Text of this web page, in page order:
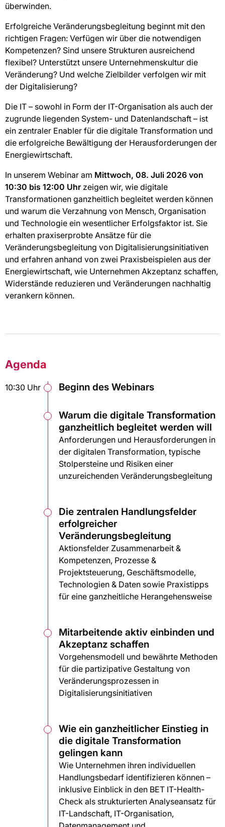
überwinden.
Erfolgreiche Veränderungsbegleitung beginnt mit den
richtigen Fragen: Verfügen wir über die notwendigen
Kompetenzen? Sind unsere Strukturen ausreichend
flexibel? Unterstützt unsere Unternehmenskultur die
Veränderung? Und welche Zielbilder verfolgen wir mit
der Digitalisierung?
Die IT – sowohl in Form der IT-Organisation als auch der
zugrunde liegenden System- und Datenlandschaft – ist
ein zentraler Enabler für die digitale Transformation und
die erfolgreiche Bewältigung der Herausforderungen der
Energiewirtschaft.
In unserem Webinar am Mittwoch, 08. Juli 2026 von
10:30 bis 12:00 Uhr zeigen wir, wie digitale
Transformationen ganzheitlich begleitet werden können
und warum die Verzahnung von Mensch, Organisation
und Technologie ein wesentlicher Erfolgsfaktor ist. Sie
erhalten praxiserprobte Ansätze für die
Veränderungsbegleitung von Digitalisierungsinitiativen
und erfahren anhand von zwei Praxisbeispielen aus der
Energiewirtschaft, wie Unternehmen Akzeptanz schaffen,
Widerstände reduzieren und Veränderungen nachhaltig
verankern können.
Agenda
10:30 Uhr Beginn des Webinars
Warum die digitale Transformation
ganzheitlich begleitet werden will
Anforderungen und Herausforderungen in
der digitalen Transformation, typische
Stolpersteine und Risiken einer
unzureichenden Veränderungsbegleitung
Die zentralen Handlungsfelder
erfolgreicher
Veränderungsbegleitung
Aktionsfelder Zusammenarbeit &
Kompetenzen, Prozesse &
Projektsteuerung, Geschäftsmodelle,
Technologien & Daten sowie Praxistipps
für eine ganzheitliche Herangehensweise
Mitarbeitende aktiv einbinden und
Akzeptanz schaffen
Vorgehensmodell und bewährte Methoden
für die partizipative Gestaltung von
Veränderungsprozessen in
Digitalisierungsinitiativen
Wie ein ganzheitlicher Einstieg in
die digitale Transformation
gelingen kann
Wie Unternehmen ihren individuellen
Handlungsbedarf identifizieren können –
inklusive Einblick in den BET IT-Health-
Check als strukturierten Analyseansatz für
IT-Landschaft, IT-Organisation,